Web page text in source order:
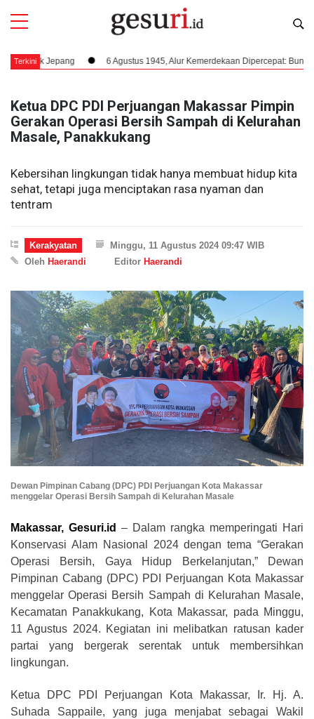
Terkini
Jepang 6 Agustus 1945, Alur Kemerdekaan Dipercepat: Bung Karno
Ketua DPC PDI Perjuangan Makassar Pimpin
Gerakan Operasi Bersih Sampah di Kelurahan
Masale, Panakkukang
Kebersihan lingkungan tidak hanya membuat hidup kita
sehat, tetapi juga menciptakan rasa nyaman dan
tentram
Kerakyatan
Minggu, 11 Agustus 2024 09:47 WIB
Oleh Haerandi Editor Haerandi
Dewan Pimpinan Cabang (DPC) PDI Perjuangan Kota Makassar
menggelar Operasi Bersih Sampah di Kelurahan Masale
Makassar, Gesuri.id – Dalam rangka memperingati Hari
Konservasi Alam Nasional 2024 dengan tema “Gerakan
Operasi Bersih, Gaya Hidup Berkelanjutan,” Dewan
Pimpinan Cabang (DPC) PDI Perjuangan Kota Makassar
menggelar Operasi Bersih Sampah di Kelurahan Masale,
Kecamatan Panakkukang, Kota Makassar, pada Minggu,
11 Agustus 2024. Kegiatan ini melibatkan ratusan kader
partai yang bergerak serentak untuk membersihkan
lingkungan.
Ketua DPC PDI Perjuangan Kota Makassar, Ir. Hj. A.
Suhada Sappaile, yang juga menjabat sebagai Wakil